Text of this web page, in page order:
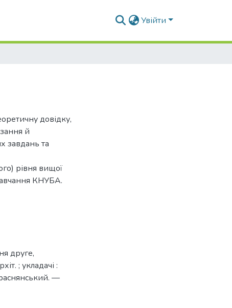
Увійти
довідку,
й
завдань та
рівня вищої
КНУБА.
друге,
; укладачі :
—